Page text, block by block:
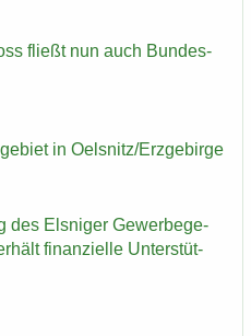
fließt nun auch Bun­des­
in Oels­nitz/Erz­ge­bir­ge
des Els­ni­ger Ge­wer­be­ge­
fi­nan­zi­el­le Un­ter­stüt­